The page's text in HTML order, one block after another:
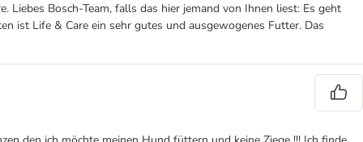
Bosch-Team, falls das hier jemand von Ihnen liest: Es geht
ist Life & Care ein sehr gutes und ausgewogenes Futter. Das